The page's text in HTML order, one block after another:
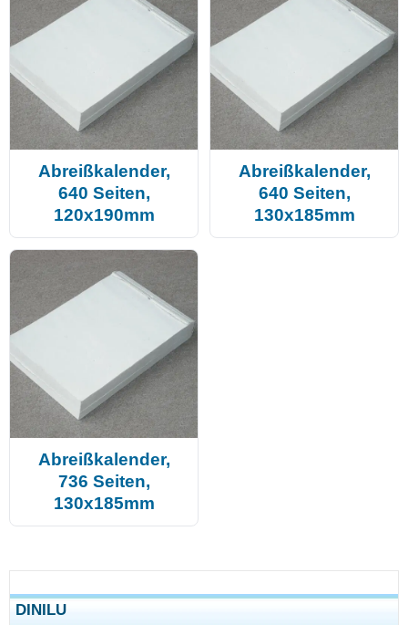
Abreißkalender,
640 Seiten,
120x190mm
Abreißkalender,
640 Seiten,
130x185mm
Abreißkalender,
736 Seiten,
130x185mm
DINILU